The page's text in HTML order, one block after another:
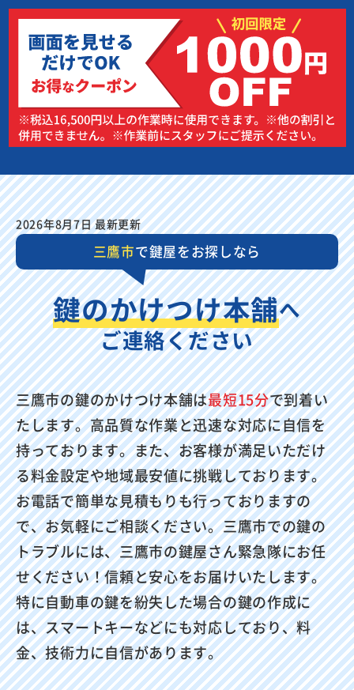
2026年8月7日 最新更新
三鷹市で鍵屋をお探しなら
鍵のかけつけ本舗へ
ご連絡ください
三鷹市の鍵のかけつけ本舗は最短15分で到着い
たします。高品質な作業と迅速な対応に自信を
持っております。また、お客様が満足いただけ
る料金設定や地域最安値に挑戦しております。
お電話で簡単な見積もりも行っておりますの
で、お気軽にご相談ください。三鷹市での鍵の
トラブルには、三鷹市の鍵屋さん緊急隊にお任
せください！信頼と安心をお届けいたします。
特に自動車の鍵を紛失した場合の鍵の作成に
は、スマートキーなどにも対応しており、料
金、技術力に自信があります。